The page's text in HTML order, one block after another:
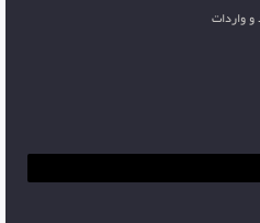
و واردات